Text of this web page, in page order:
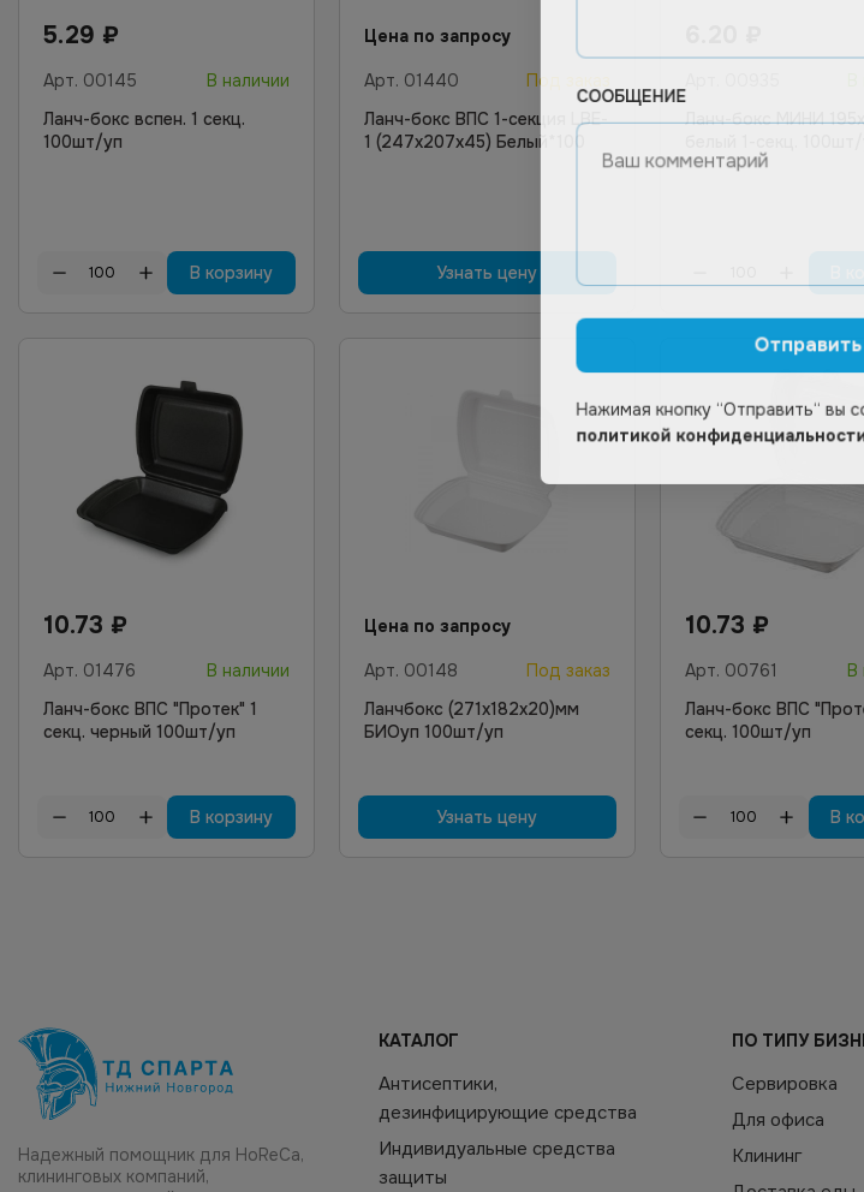
5.29 ₽
Арт. 00145
В наличии
Ланч-бокс вспен. 1 секц.
100шт/уп
В корзину
Цена по запросу
Арт. 01440
Под заказ
Ланч-бокс ВПС 1-секция LBE-
1 (247х207х45) Белый*100
Узнать цену
Ланч-бокс МИНИ
10.73 ₽
Арт. 01476
В наличии
Ланч-бокс ВПС "Протек" 1
секц. черный 100шт/уп
В корзину
Цена по запросу
Арт. 00148
Под заказ
Ланчбокс (271х182х20)мм
БИОуп 100шт/уп
Узнать цену
10.73 ₽
Арт. 00761
В
Ланч-бокс ВПС
секц. 100шт/уп
В
Надежный помощник для HoReCa,
клининговых компаний,
КАТАЛОГ
Антисептики,
дезинфицирующие средства
Индивидуальные средства
защиты
ПО ТИПУ
Сервировка
Для офиса
Клининг
СООБЩЕНИЕ
Отправить
Нажимая кнопку “Отправить“ вы
политикой